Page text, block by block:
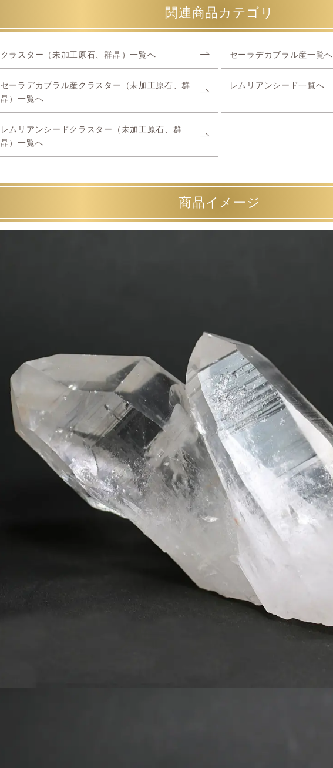
関連商品カテゴリ
クラスター（未加工原石、群晶）一覧へ セーラデカブラル産一覧へ
セーラデカブラル産クラスター（未加工原石、群
晶）一覧へ
レムリアンシード一覧へ
レムリアンシードクラスター（未加工原石、群
晶）一覧へ
商品イメージ